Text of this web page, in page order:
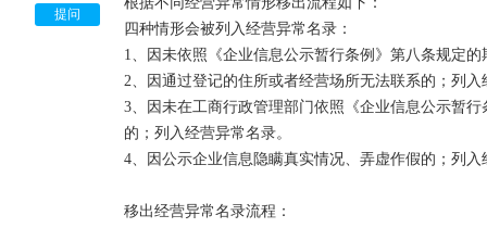
中，同时建立部门联动响应机制，规定县级以上地方
工商行政管理机关依法予以处罚，并将企业法定代表
关部门，形成“一处违法，处处受限”的机制。
企业今后在、政府采购、工程招投标、国有土地出
企业法人、负责人在银行信贷、投融资、合同签订
束机制的影响。
提问
四种情形会被列入经营异常名录：
1、因未依照《企业信息公示暂行条例》第八条规定
2、因通过登记的住所或者经营场所无法联系的；列入
3、因未在工商行政管理部门依照《企业信息公示暂
的；列入经营异常名录。
4、因公示企业信息隐瞒真实情况、弄虚作假的；列入
移出经营异常名录流程：